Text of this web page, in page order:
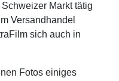
Markt tätig
Versandhandel
sich auch in
Fotos einiges